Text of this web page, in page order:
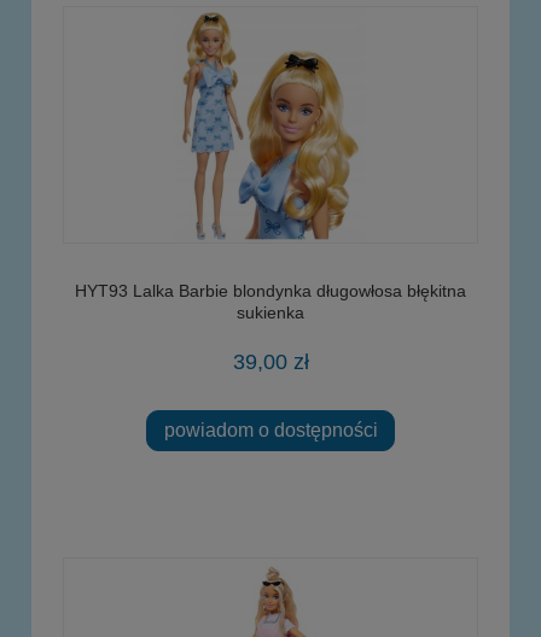
HYT93 Lalka Barbie blondynka długowłosa błękitna
sukienka
39,00 zł
powiadom o dostępności